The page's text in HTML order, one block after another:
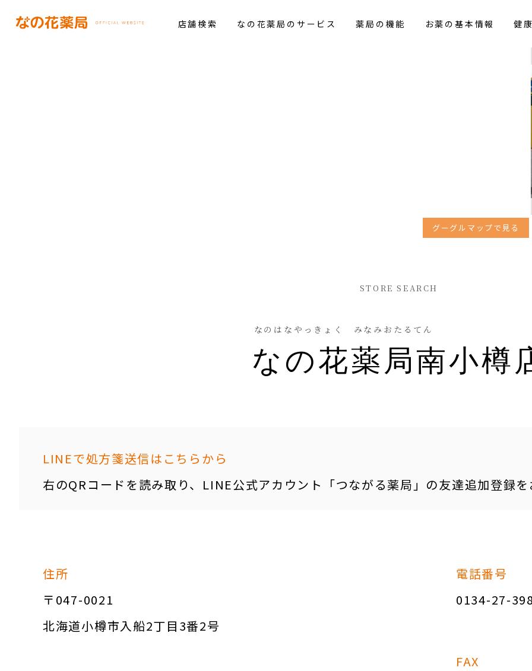
店舗検索 なの花薬局のサービス 薬局の機能 お薬の基本情報 健
STORE SEARCH
なのはなやっきょく みなみおたるてん
なの花薬局南小樽
グーグルマップで見る
LINEで処方箋送信はこちらから
右のQRコードを読み取り、LINE公式アカウント「つながる薬局」の友達追加登録
住所
〒047-0021
北海道小樽市入船2丁目3番2号
電話番号
0134-27-
FAX